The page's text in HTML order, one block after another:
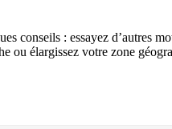
conseils : essayez d’autres
ou élargissez votre zone